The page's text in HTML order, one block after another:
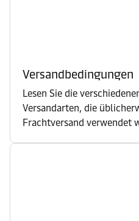
Versandbedingungen
Lesen Sie die
Versandarten, die
Frachtversand verwendet